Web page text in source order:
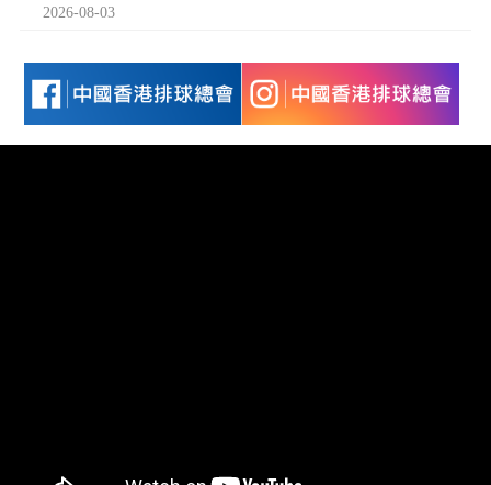
2026-08-03